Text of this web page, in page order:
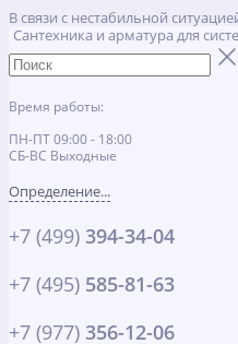
В связи с нестабильной
Сантехника и арматура для
Время работы:
ПН-ПТ 09:00 - 18:00
СБ-ВС Выходные
Определение...
+7 (499) 394-34-04
+7 (495) 585-81-63
+7 (977) 356-12-06